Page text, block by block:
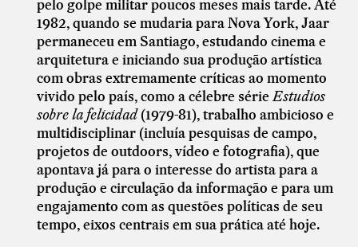
pelo golpe militar poucos meses mais tarde. Até
1982, quando se mudaria para Nova York, Jaar
permaneceu em Santiago, estudando cinema e
arquitetura e iniciando sua produção artística
com obras extremamente críticas ao momento
vivido pelo país, como a célebre sérieEstudios
sobre la felicidad(1979-81), trabalho ambicioso e
multidisciplinar (incluía pesquisas de campo,
projetos de outdoors, vídeo e fotografia), que
apontava já para o interesse do artista para a
produção e circulação da informação e para um
engajamento com as questões políticas de seu
tempo, eixos centrais em sua prática até hoje.